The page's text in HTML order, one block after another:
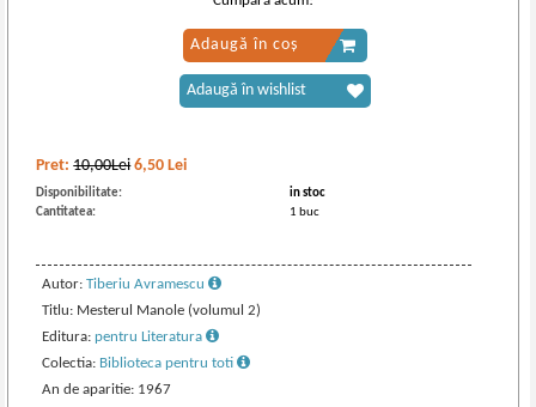
Pret:10,00Lei 6,50 Lei
Disponibilitate:
in stoc
Cantitatea:
1 buc
Autor:Tiberiu Avramescu
Titlu: Mesterul Manole (volumul 2)
Editura: pentru Literatura
Colectia: Biblioteca pentru toti
An de aparitie: 1967
Adaugă în coș
Adaugă în wishlist